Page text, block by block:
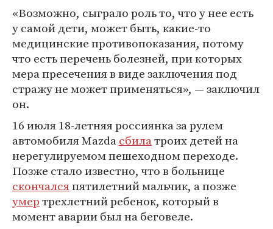
«Возможно, сыграло роль то, что у нее есть
у самой дети, может быть, какие-то
медицинские противопоказания, потому
что есть перечень болезней, при которых
мера пресечения в виде заключения под
стражу не может применяться», — заключил
он.
16 июля 18-летняя россиянка за рулем
автомобиля Mazdaсбилатроих детей на
нерегулируемом пешеходном переходе.
Позже стало известно, что в больнице
скончалсяпятилетний мальчик, а позже
умертрехлетний ребенок, который в
момент аварии был на беговеле.